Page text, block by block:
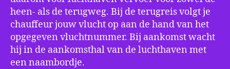
heen- als de terugweg. Bij de terugreis volgt je
chauffeur jouw vlucht op aan de hand van het
opgegeven vluchtnummer. Bij aankomst wacht
hij in de aankomsthal van de luchthaven met
een naambordje.